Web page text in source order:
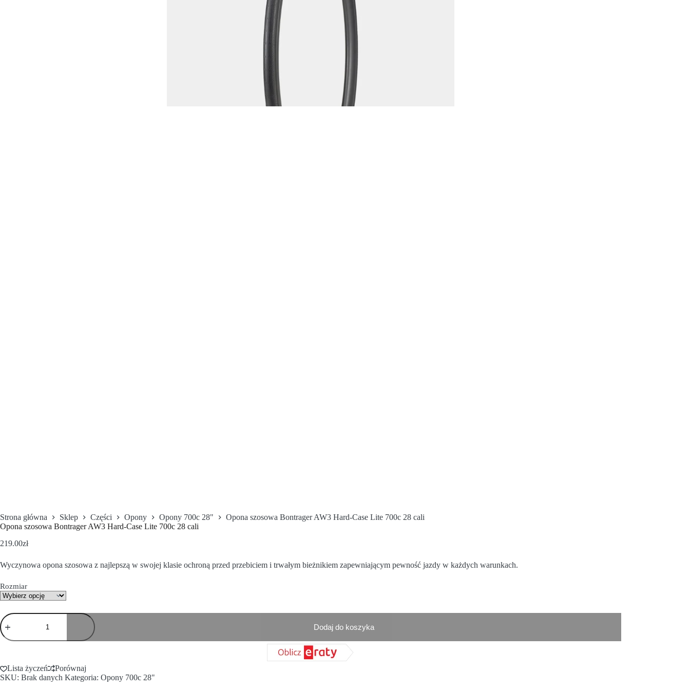
Strona główna Sklep Części Opony Opony 700c 28"
Opona szosowa Bontrager AW3 Hard-Case Lite 700c 28 cali
Opona szosowa Bontrager AW3 Hard-Case Lite 700c 28 cali
219.00zł
Wyczynowa opona szosowa z najlepszą w swojej klasie ochroną przed przebiciem i trwałym bieżnikiem zapewniającym pewność jazdy w każdych warunkach.
Rozmiar
Dodaj do koszyka
Lista życzeń
Porównaj
SKU: Brak danych Kategoria: Opony 700c 28"